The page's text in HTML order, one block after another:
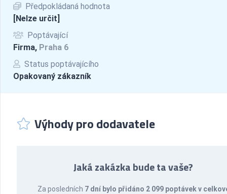
Předpokládaná hodnota
[Nelze určit]
Poptávající
Firma, Praha 6
Status poptávajícího
Opakovaný zákazník
Výhody pro dodavatele
Jaká zakázka bude ta vaše?
Za posledních 7 dní bylo přidáno 2 099 poptávek v